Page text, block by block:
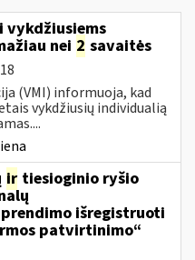
nei 2 savaitės
(VMI) informuoja, kad
vykdžiusių individualią
ir tiesioginio ryšio
išregistruoti
patvirtinimo“